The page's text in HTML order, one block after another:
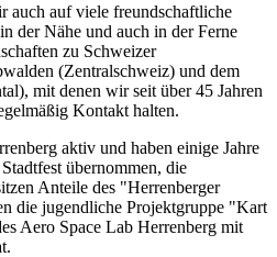
auch auf viele freundschaftliche
der Nähe und auch in der Ferne
zu Schweizer
(Zentralschweiz) und dem
mit denen wir seit über 45 Jahren
Kontakt halten.
aktiv und haben einige Jahre
übernommen, die
Anteile des "Herrenberger
die jugendliche Projektgruppe "Kart
Aero Space Lab Herrenberg mit